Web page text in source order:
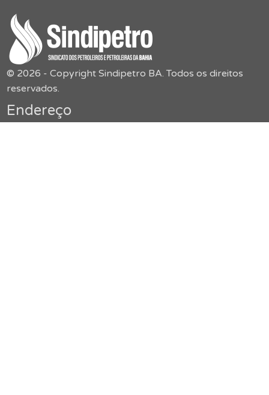
© 2026 - Copyright Sindipetro BA. Todos os direitos
reservados.
Endereço